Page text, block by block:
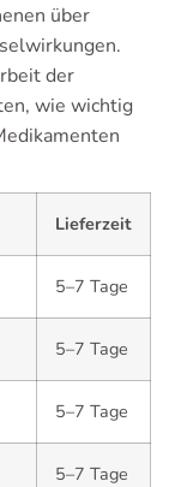
über
der
wie wichtig
Lieferzeit
5–7 Tage
5–7 Tage
5–7 Tage
5–7 Tage